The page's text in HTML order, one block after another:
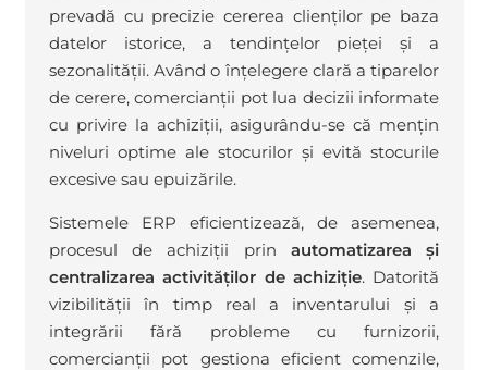
prevadă cu precizie cererea clienților pe baza
datelor istorice, a tendințelor pieței și a
sezonalității. Având o înțelegere clară a tiparelor
de cerere, comercianții pot lua decizii informate
cu privire la achiziții, asigurându-se că mențin
niveluri optime ale stocurilor și evită stocurile
excesive sau epuizările.
Sistemele ERP eficientizează, de asemenea,
procesul de achiziții prin automatizarea și
centralizarea activităților de achiziție. Datorită
vizibilității în timp real a inventarului și a
integrării fără probleme cu furnizorii,
comercianții pot gestiona eficient comenzile,